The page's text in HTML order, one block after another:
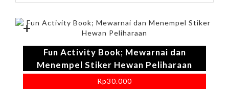
+
Fun Activity Book; Mewarnai dan
Menempel Stiker Hewan Peliharaan
Rp30.000